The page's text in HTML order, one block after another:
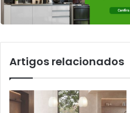
Artigos relacionados